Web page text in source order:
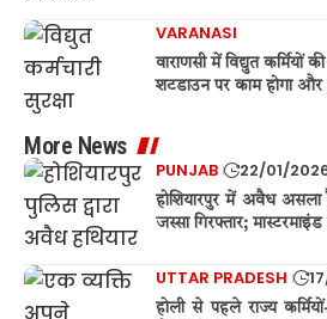
VARANASI
वाराणसी में विद्युत
शटडाउन पर काम होगा और
More News
PUNJAB 22/01/
होशियारपुर में अवैध
जस्सा गिरफ्तार;
UTTAR PRADESH
होली से पहले राज्य